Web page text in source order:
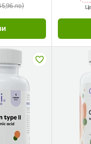
лв)